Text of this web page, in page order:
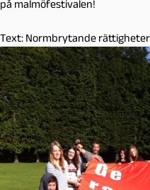
på malmöfestivalen!
Text: Normbrytande rättigheter